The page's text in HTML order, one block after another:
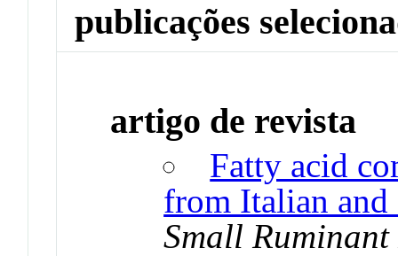
publicações
artigo de revista
Fatty acid
from Italian and
Small Ruminant